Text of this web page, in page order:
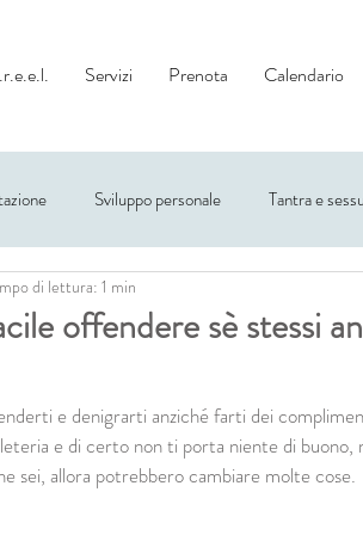
Servizi Prenota Calendario
Sviluppo personale Tantra e
offendere sè stessi
di lettura: 1 min
e denigrarti anziché farti dei
e di certo non ti porta niente di
sei, allora potrebbero cambiare molte cose.